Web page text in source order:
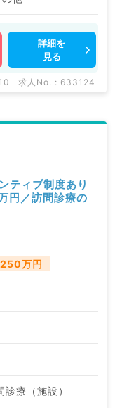
詳細を
見る
求人No. : 633124
ティブ制度あり
／訪問診療の
万円
療（施設）